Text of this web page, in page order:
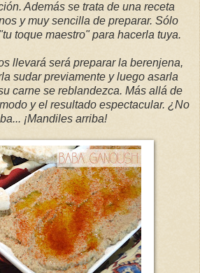
Además se trata de una receta
y muy sencilla de preparar. Sólo
toque maestro" para hacerla tuya.
llevará será preparar la berenjena,
sudar previamente y luego asarla
carne se reblandezca. Más allá de
y el resultado espectacular. ¿No
¡Mandiles arriba!